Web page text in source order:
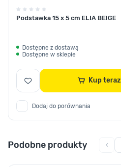
Podstawka 15 x 5 cm ELIA BEIGE
Dostępne z dostawą
Dostępne w sklepie
Kup teraz
Dodaj do porównania
Podobne produkty